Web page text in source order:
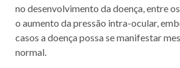
no desenvolvimento da doença, entre
o aumento da pressão intra-ocular,
casos a doença possa se manifestar
normal.